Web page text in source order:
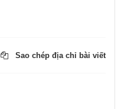
Sao chép địa chỉ bài viết